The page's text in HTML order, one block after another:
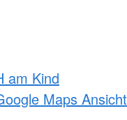
am Kind
Maps Ansicht